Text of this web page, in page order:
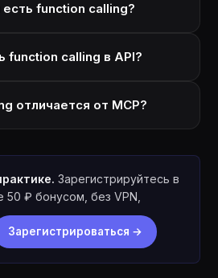
function calling?
function calling в API?
отличается от MCP?
Зарегистрируйтесь в
₽ бонусом, без VPN,
Зарегистрироваться →